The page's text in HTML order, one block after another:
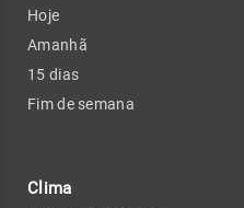
Hoje
Amanhã
15 dias
Fim de semana
Clima